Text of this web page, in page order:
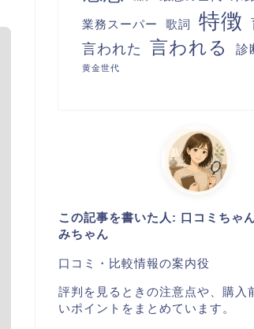
業務スーパー 歌詞 特徴
言われた 言われる 診
黄金世代
この記事を書いた人: 口コミちゃ
みちゃん
口コミ・比較情報の案内役
評判を見るときの注意点や、購入
いポイントをまとめています。